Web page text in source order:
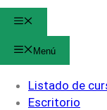
Menú
Listado de
Escritorio